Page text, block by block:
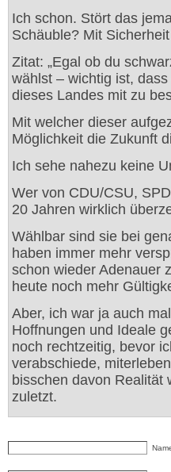
Ich schon. Stört das
Schäuble? Mit
Zitat: „Egal ob du
wählst – wichtig ist,
dieses Landes mit zu
Mit welcher dieser
Möglichkeit die Zukunft
Ich sehe nahezu keine
Wer von CDU/CSU,
20 Jahren wirklich
Wählbar sind sie bei
haben immer mehr
schon wieder Adenauer
heute noch mehr
Aber, ich war ja auch
Hoffnungen und Ideale
noch rechtzeitig, bevor
verabschiede,
bisschen davon Realität
zuletzt.